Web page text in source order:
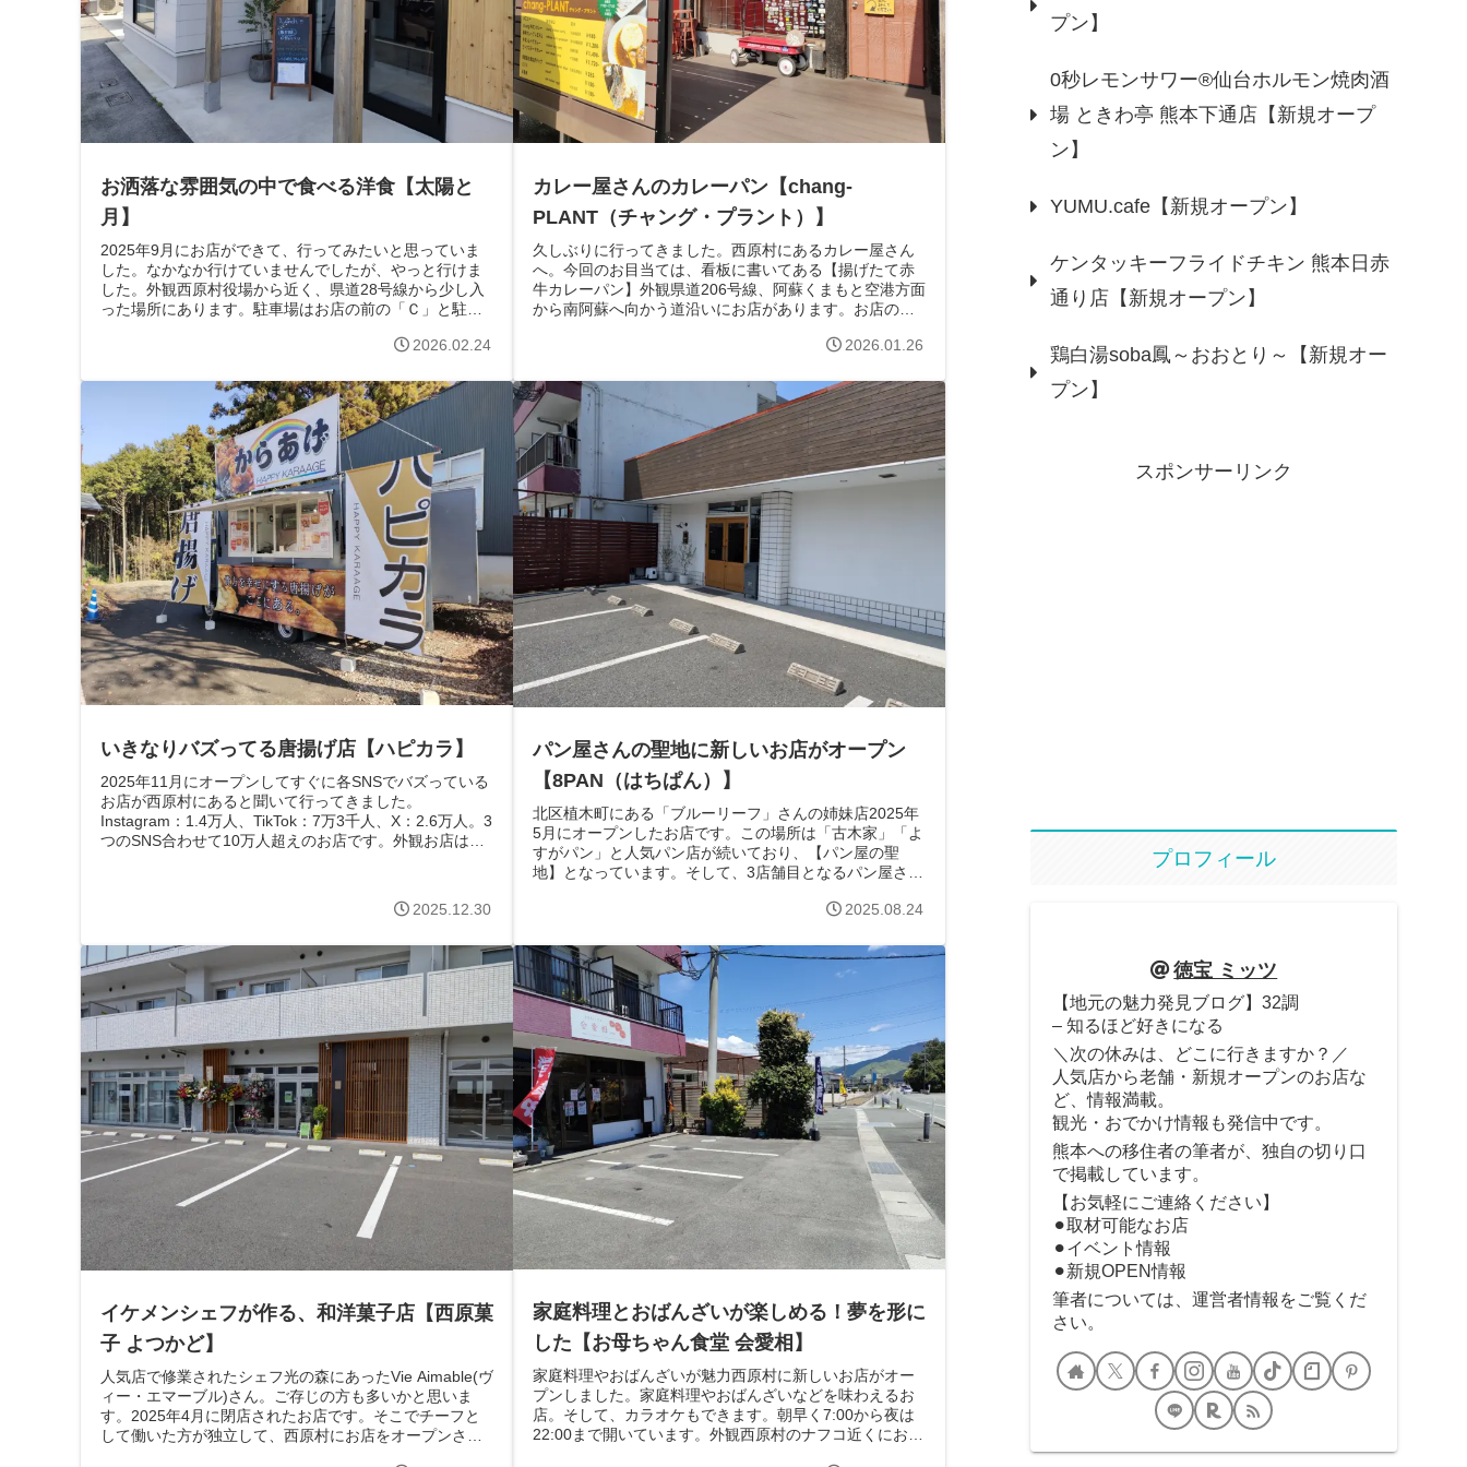
お洒落な雰囲気の中で食べる洋食【太陽と
月】
2025年9月にお店ができて、行ってみたいと思っていま
した。なかなか行けていませんでしたが、やっと行けま
した。外観西原村役場から近く、県道28号線から少し入
った場所にあります。駐車場はお店の前の「Ｃ」と駐車
2026.02.24
カレー屋さんのカレーパン【chang-
PLANT（チャング・プラント）】
久しぶりに行ってきました。西原村にあるカレー屋さん
へ。今回のお目当ては、看板に書いてある【揚げたて赤
牛カレーパン】外観県道206号線、阿蘇くまもと空港方面
から南阿蘇へ向かう道沿いにお店があります。お店の前
2026.01.26
いきなりバズってる唐揚げ店【ハピカラ】
2025年11月にオープンしてすぐに各SNSでバズっている
お店が西原村にあると聞いて行ってきました。
Instagram：1.4万人、TikTok：7万3千人、X：2.6万人。3
つのSNS合わせて10万人超えのお店です。外観お店はキ
2025.12.30
パン屋さんの聖地に新しいお店がオープン
【8PAN（はちぱん）】
北区植木町にある「ブルーリーフ」さんの姉妹店2025年
5月にオープンしたお店です。この場所は「古木家」「よ
すがパン」と人気パン店が続いており、【パン屋の聖
地】となっています。そして、3店舗目となるパン屋さん
2025.08.24
イケメンシェフが作る、和洋菓子店【西原菓
子 よつかど】
人気店で修業されたシェフ光の森にあったVie Aimable(ヴ
ィー・エマーブル)さん。ご存じの方も多いかと思いま
す。2025年4月に閉店されたお店です。そこでチーフと
して働いた方が独立して、西原村にお店をオープンされ
家庭料理とおばんざいが楽しめる！夢を形に
した【お母ちゃん食堂 会愛相】
家庭料理やおばんざいが魅力西原村に新しいお店がオー
プンしました。家庭料理やおばんざいなどを味わえるお
店。そして、カラオケもできます。朝早く7:00から夜は
22:00まで開いています。外観西原村のナフコ近くにお店
プン】
0秒レモンサワー®仙台ホルモン焼肉酒
場 ときわ亭 熊本下通店【新規オープ
ン】
YUMU.cafe【新規オープン】
ケンタッキーフライドチキン 熊本日赤
通り店【新規オープン】
鶏白湯soba鳳～おおとり～【新規オー
プン】
スポンサーリンク
プロフィール
徳宝 ミッツ
【地元の魅力発見ブログ】32調
– 知るほど好きになる
＼次の休みは、どこに行きますか？／
人気店から老舗・新規オープンのお店な
ど、情報満載。
観光・おでかけ情報も発信中です。
熊本への移住者の筆者が、独自の切り口
で掲載しています。
【お気軽にご連絡ください】
⚫︎取材可能なお店
⚫︎イベント情報
⚫︎新規OPEN情報
筆者については、運営者情報をご覧くだ
さい。